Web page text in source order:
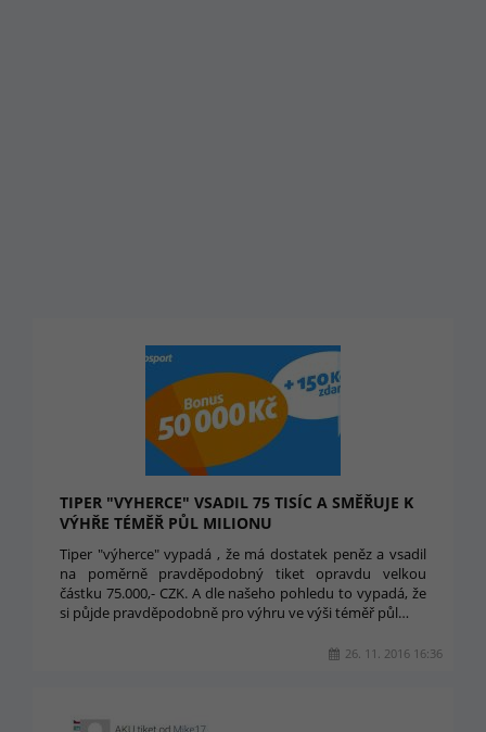
TIPER "VYHERCE" VSADIL 75 TISÍC A SMĚŘUJE K
VÝHŘE TÉMĚŘ PŮL MILIONU
Tiper "výherce" vypadá , že má dostatek peněz a vsadil
na poměrně pravděpodobný tiket opravdu velkou
částku 75.000,- CZK. A dle našeho pohledu to vypadá, že
si půjde pravděpodobně pro výhru ve výši téměř půl…
26. 11. 2016 16:36